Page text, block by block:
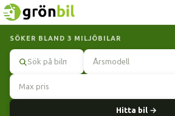
SÖKER BLAND 3 MILJÖBILAR
Hitta bil →